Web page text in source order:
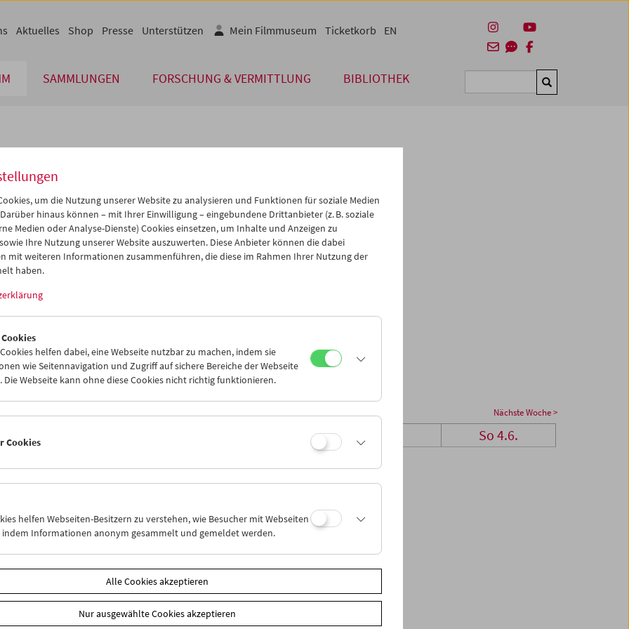
SAMMLUNGEN FORSCHUNG & VERMITTLUNG BIBLIOTHEK Suchen
Aktuelles Shop Presse Unterstützen Mein Filmmuseum Ticketkorb EN
Jun 2006 >>
Mi Do Fr Sa So
31 01 02 03
04
07 08 09 10
11
14 15
21 22
05
iCalender
Programmheft-PDF
English language or subtitles
Nächste Woche >
Mi 31.5. So 4.6.
um die Nutzung unserer Website zu analysieren und Funktionen für soziale Medien
hinaus können – mit Ihrer Einwilligung – eingebundene Drittanbieter (z. B. soziale
Medien oder Analyse-Dienste) Cookies einsetzen, um Inhalte und Anzeigen zu
Ihre Nutzung unserer Website auszuwerten. Diese Anbieter können die dabei
mit weiteren Informationen zusammenführen, die diese im Rahmen Ihrer Nutzung der
haben.
helfen dabei, eine Webseite nutzbar zu machen, indem sie
wie Seitennavigation und Zugriff auf sichere Bereiche der Webseite
Die Webseite kann ohne diese Cookies nicht richtig funktionieren.
Cookies
helfen Webseiten-Besitzern zu verstehen, wie Besucher mit Webseiten
indem Informationen anonym gesammelt und gemeldet werden.
Alle Cookies akzeptieren
Nur ausgewählte Cookies akzeptieren